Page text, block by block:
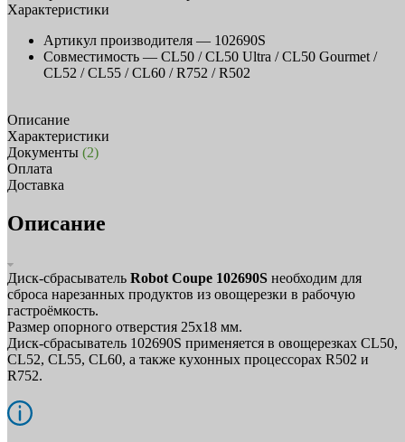
Характеристики
Артикул производителя — 102690S
Совместимость — CL50 / CL50 Ultra / CL50 Gourmet /
CL52 / CL55 / CL60 / R752 / R502
Описание
Характеристики
Документы (2)
Оплата
Доставка
Описание
Диск-сбрасыватель Robot Coupe 102690S необходим для
сброса нарезанных продуктов из овощерезки в рабочую
гастроёмкость.
Размер опорного отверстия 25х18 мм.
Диск-сбрасыватель 102690S применяется в овощерезках CL50,
CL52, CL55, CL60, а также кухонных процессорах R502 и
R752.